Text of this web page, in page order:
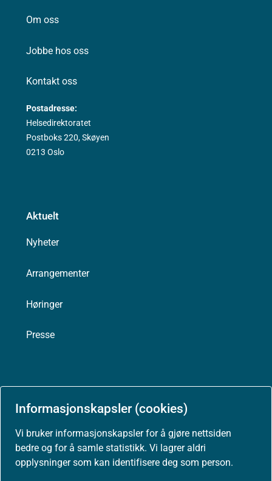
Informasjonskapsler (cookies)
Vi bruker informasjonskapsler for å gjøre nettsiden
bedre og for å samle statistikk. Vi lagrer aldri
opplysninger som kan identifisere deg som person.
Om oss
Jobbe hos oss
Kontakt oss
Postadresse:
Helsedirektoratet
Postboks 220, Skøyen
0213 Oslo
Aktuelt
Nyheter
Arrangementer
Høringer
Presse
Om nettstedet
Personvernerklæring
Tilgjengelighetserklæring (uustatus.no)